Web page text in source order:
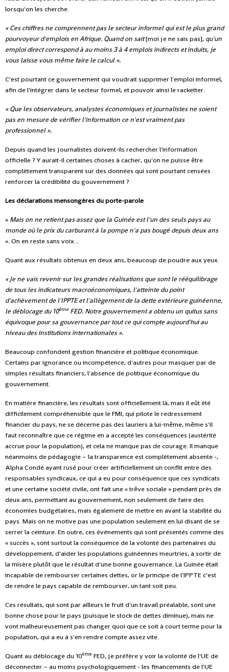
lorsqu'on les cherche.
« Ces chiffres ne comprennent pas le secteur informel qui est le plus grand
pourvoyeur d'emplois en Afrique. Quand on sait[moi je ne sais pas], qu'un
emploi direct correspond à au moins 3 à 4 emplois indirects et induits, je
vous laisse vous même faire le calcul ».
C'est pourtant ce gouvernement qui voudrait supprimer l'emploi informel,
afin de l'intégrer dans le secteur formel, et pouvoir ainsi le racketter.
« Que les observateurs, analystes économiques et journalistes ne soient
pas en mesure de vérifier l'information ce n'est vraiment pas
professionnel ».
Depuis quand les journalistes doivent-ils rechercher l'information
officielle ? Y aurait-il certaines choses à cacher, qu'on ne puisse être
complètement transparent sur des données qui sont pourtant censées
renforcer la crédibilité du gouvernement ?
Les déclarations mensongères du porte-parole
« Mais on ne retient pas assez que la Guinée est l'un des seuls pays au
monde où le prix du carburant à la pompe n'a pas bougé depuis deux ans
». On en reste sans voix...
Quant aux résultats obtenus en deux ans, beaucoup de poudre aux yeux.
« Je ne vais revenir sur les grandes réalisations que sont le rééquilibrage
de tous les indicateurs macroéconomiques, l'atteinte du point
d'achèvement de l'IPPTE et l'allègement de la dette extérieure guinéenne,
le déblocage du 10èmeFED. Notre gouvernement a obtenu un quitus sans
équivoque pour sa gouvernance par tout ce qui compte aujourd'hui au
niveau des institutions internationales ».
Beaucoup confondent gestion financière et politique économique.
Certains par ignorance ou incompétence, d'autres pour masquer par de
simples résultats financiers, l'absence de politique économique du
gouvernement.
En matière financière, les résultats sont officiellement là, mais il eût été
difficilement compréhensible que le FMI, qui pilote le redressement
financier du pays, ne se décerne pas des lauriers à lui-même, même s'il
faut reconnaître que ce régime en a accepté les conséquences (austérité
accrue pour la population), et cela ne manque pas de courage. Il manque
néanmoins de pédagogie – la transparence est complètement absente -,
Alpha Condé ayant rusé pour créer artificiellement un conflit entre des
responsables syndicaux, ce qui a eu pour conséquence que ces syndicats
et une certaine société civile, ont fait une « trêve sociale » pendant près de
deux ans, permettant au gouvernement, non seulement de faire des
économies budgétaires, mais également de mettre en avant la stabilité du
pays. Mais on ne motive pas une population seulement en lui disant de se
serrer la ceinture. En outre, ces événements qui sont présentés comme des
« succès », sont surtout la conséquence de la volonté des partenaires du
développement, d'aider les populations guinéennes meurtries, à sortir de
la misère plutôt que le résultat d'une bonne gouvernance. La Guinée était
incapable de rembourser certaines dettes, or le principe de l'IPPTE c'est
de rendre le pays capable de rembourser, un tant soit peu.
Ces résultats, qui sont par ailleurs le fruit d'un travail préalable, sont une
bonne chose pour le pays (puisque le stock de dettes diminue), mais ne
vont malheureusement pas changer quoi que ce soit à court terme pour la
population, qui a eu à s'en rendre compte assez vite.
Quant au déblocage du 10ème FED, je préfère y voir la volonté de l'UE de
déconnecter – au moins psychologiquement - les financements de l'UE